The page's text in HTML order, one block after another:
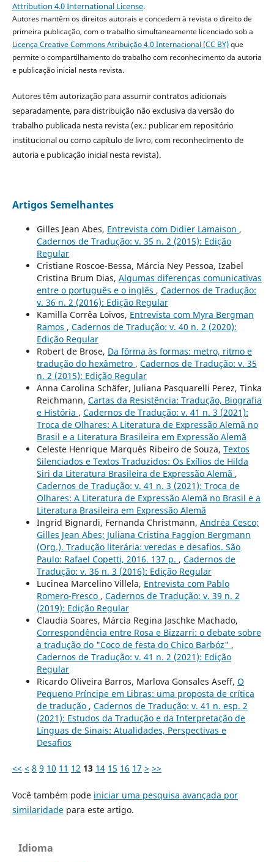
Attribution 4.0 International License.
Autores mantêm os direitos autorais e concedem à revista o direito de
primeira publicação, com o trabalho simultaneamente licenciado sob a
Licença Creative Commons Atribuição 4.0 Internacional (CC BY)que
permite o compartilhamento do trabalho com reconhecimento da autoria
e publicação inicial nesta revista.
Autores têm autorização para assumir contratos adicionais
separadamente, para distribuição não exclusiva da versão do
trabalho publicada nesta revista (ex.: publicar em repositório
institucional ou como capítulo de livro, com reconhecimento de
autoria e publicação inicial nesta revista).
Artigos Semelhantes
Gilles Jean Abes, Entrevista com Didier Lamaison ,
Cadernos de Tradução: v. 35 n. 2 (2015): Edição
Regular
Cristiane Roscoe-Bessa, Márcia Ney Pessoa, Izabel
Cristina Brum Dias, Algumas diferenças comunicativas
entre o português e o inglês , Cadernos de Tradução:
v. 36 n. 2 (2016): Edição Regular
Kamilla Corrêa Loivos, Entrevista com Myra Bergman
Ramos , Cadernos de Tradução: v. 40 n. 2 (2020):
Edição Regular
Robert de Brose, Da fôrma às formas: metro, ritmo e
tradução do hexâmetro , Cadernos de Tradução: v. 35
n. 2 (2015): Edição Regular
Anna Carolina Schäfer, Juliana Pasquarelli Perez, Tinka
Reichmann, Cartas da Resistência: Tradução, Biografia
e História , Cadernos de Tradução: v. 41 n. 3 (2021):
Troca de Olhares: A Literatura de Expressão Alemã no
Brasil e a Literatura Brasileira em Expressão Alemã
Celeste Henrique Marquês Ribeiro de Souza, Textos
Silenciados e Textos Traduzidos: Os Exílios de Hilda
Siri da Literatura Brasileira de Expressão Alemã ,
Cadernos de Tradução: v. 41 n. 3 (2021): Troca de
Olhares: A Literatura de Expressão Alemã no Brasil e a
Literatura Brasileira em Expressão Alemã
Ingrid Bignardi, Fernanda Christmann, Andréa Cesco;
Gilles Jean Abes; Juliana Cristina Faggion Bergmann
(Org.). Tradução literária: veredas e desafios. São
Paulo: Rafael Copetti, 2016. 137 p. , Cadernos de
Tradução: v. 36 n. 3 (2016): Edição Regular
Lucinea Marcelino Villela, Entrevista com Pablo
Romero-Fresco , Cadernos de Tradução: v. 39 n. 2
(2019): Edição Regular
Claudia Soares, Márcia Regina Jaschke Machado,
Correspondência entre Rosa e Bizzarri: o debate sobre
a tradução do "Coco de festa do Chico Barbóz" ,
Cadernos de Tradução: v. 41 n. 2 (2021): Edição
Regular
Ricardo Oliveira Barros, Marlova Gonsales Aseff, O
Pequeno Príncipe em Libras: uma proposta de crítica
de tradução , Cadernos de Tradução: v. 41 n. esp. 2
(2021): Estudos da Tradução e da Interpretação de
Línguas de Sinais: Atualidades, Perspectivas e
Desafios
<< < 8 9 10 11 12 13 14 15 16 17 > >>
Você também pode iniciar uma pesquisa avançada por
similaridadepara este artigo.
Idioma